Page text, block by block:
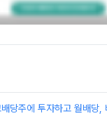
당주에 투자하고 월배당,